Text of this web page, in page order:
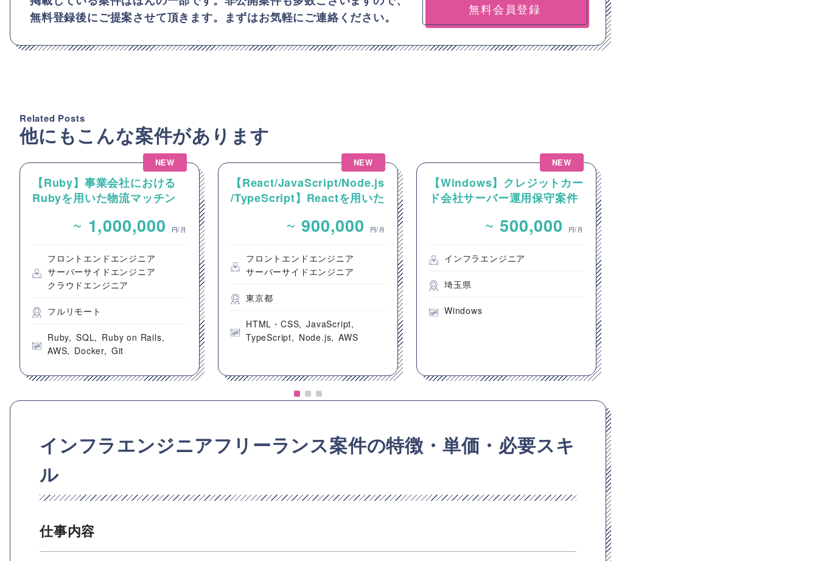
無料登録後にご提案させて頂きます。まずはお気軽にご連絡ください。
無料会員登録
Related Posts
他にもこんな案件があります
NEW
【Ruby】事業会社における
Rubyを用いた物流マッチン
エンドエンジニア募集
~ 1,000,000 円/月
フロントエンドエンジニア
サーバーサイドエンジニア
クラウドエンジニア
フルリモート
Ruby SQL
Ruby on Rails
AWS
Docker Git
NEW
【React/JavaScript/Node.js
/TypeScript】Reactを用いた
のフロントエンド開発案件
~ 900,000 円/月
フロントエンドエンジニア
サーバーサイドエンジニア
東京都
HTML・CSS
JavaScript
TypeScript
Node.js AWS
NEW
【Windows】クレジットカー
ド会社サーバー運用保守案件
~ 500,000 円/月
インフラエンジニア
埼玉県
Windows
インフラエンジニアフリーランス案件の特徴・単価・必要スキ
ル
仕事内容